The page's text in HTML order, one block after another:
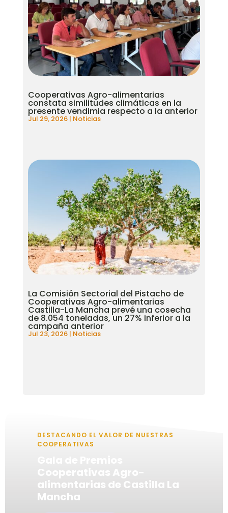
Cooperativas Agro-alimentarias
constata similitudes climáticas en la
presente vendimia respecto a la anterior
Jul 29, 2026| Noticias
La Comisión Sectorial del Pistacho de
Cooperativas Agro-alimentarias
Castilla-La Mancha prevé una cosecha
de 8.054 toneladas, un 27% inferior a la
campaña anterior
Jul 23, 2026| Noticias
DESTACANDO EL VALOR DE NUESTRAS
COOPERATIVAS
Cooperativas Agro-
alimentarias de Castilla La
Mancha